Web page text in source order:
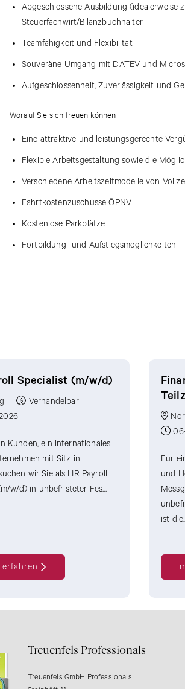
Abgeschlossene Ausbildung
Steuerfachwirt/Bilanzbuchhalter
Teamfähigkeit und Flexibilität
Souveräne Umgang mit DATEV und
Aufgeschlossenheit, Zuverlässigkeit und
Worauf Sie sich freuen können
Eine attraktive und leistungsgerechte
Flexible Arbeitsgestaltung sowie die
Verschiedene Arbeitszeitmodelle von
Fahrtkostenzuschüsse ÖPNV
Kostenlose Parkplätze
Fortbildung- und Aufstiegsmöglichkeiten
Specialist (m/w/d)
Verhandelbar
Kunden, ein internationales
mit Sitz in
wir Sie als HR Payroll
w/d) in unbefristeter Fes...
erfahren
Für
und
ist
Treuenfels Professionals
Treuenfels GmbH Professionals